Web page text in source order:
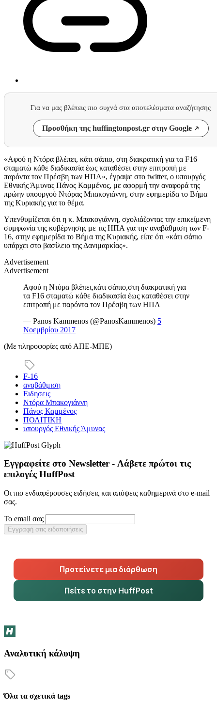
Για να μας βλέπεις πιο συχνά στα αποτελέσματα αναζήτησης
Προσθήκη της huffingtonpost.gr στην Google
«Αφού η Ντόρα βλέπει, κάτι σάπιο, στη διακρατική για τα F16
σταματώ κάθε διαδικασία έως καταθέσει στην επιτροπή με
παρόντα τον Πρέσβη των ΗΠΑ», έγραψε στο twitter, ο υπουργός
Εθνικής Άμυνας Πάνος Καμμένος, με αφορμή την αναφορά της
πρώην υπουργού Ντόρας Μπακογιάννη, στην εφημερίδα το Βήμα
της Κυριακής για το θέμα.
Υπενθυμίζεται ότι η κ. Μπακογιάννη, σχολιάζοντας την επικείμενη
συμφωνία της κυβέρνησης με τις ΗΠΑ για την αναβάθμιση των F-
16, στην εφημερίδα το Βήμα της Κυριακής, είπε ότι «κάτι σάπιο
υπάρχει στο βασίλειο της Δανιμαρκίας».
Advertisement
Advertisement
Αφού η Ντόρα βλέπει,κάτι σάπιο,στη διακρατική για
τα F16 σταματώ κάθε διαδικασία έως καταθέσει στην
επιτροπή με παρόντα τον Πρέσβη των ΗΠΑ
— Panos Kammenos (@PanosKammenos) 5
Νοεμβρίου 2017
(Mε πληροφορίες από ΑΠΕ-ΜΠΕ)
F-16
αναβάθμιση
Ειδησεις
Ντόρα Μπακογιάννη
Πάνος Καμμένος
ΠΟΛΙΤΙΚΗ
υπουργός Εθνικής Άμυνας
Εγγραφείτε στο Newsletter - Λάβετε πρώτοι τις
επιλογές HuffPost
Οι πιο ενδιαφέρουσες ειδήσεις και απόψεις καθημερινά στο e-mail
σας.
Το email σας
Εγγραφή στις ειδοποιήσεις
Προτείνετε μια διόρθωση
Πείτε το στην HuffPost
Αναλυτική κάλυψη
Όλα τα σχετικά tags